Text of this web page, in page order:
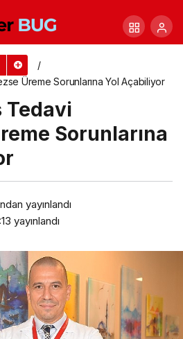
Üreme Sorunlarına Yol Açabiliyor
Tedavi
Sorunlarına
yayınlandı
yayınlandı
sık görülüyor